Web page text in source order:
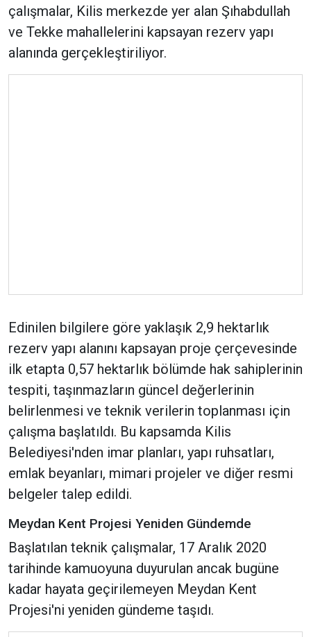
çalışmalar, Kilis merkezde yer alan Şıhabdullah
ve Tekke mahallelerini kapsayan rezerv yapı
alanında gerçekleştiriliyor.
Edinilen bilgilere göre yaklaşık 2,9 hektarlık
rezerv yapı alanını kapsayan proje çerçevesinde
ilk etapta 0,57 hektarlık bölümde hak sahiplerinin
tespiti, taşınmazların güncel değerlerinin
belirlenmesi ve teknik verilerin toplanması için
çalışma başlatıldı. Bu kapsamda Kilis
Belediyesi'nden imar planları, yapı ruhsatları,
emlak beyanları, mimari projeler ve diğer resmi
belgeler talep edildi.
Meydan Kent Projesi Yeniden Gündemde
Başlatılan teknik çalışmalar, 17 Aralık 2020
tarihinde kamuoyuna duyurulan ancak bugüne
kadar hayata geçirilemeyen Meydan Kent
Projesi'ni yeniden gündeme taşıdı.